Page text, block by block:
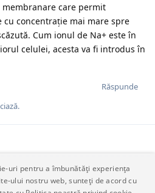
care permit
concentrație mai mare spre
Cum ionul de Na+ este în
celulei, acesta va fi introdus în
Răspunde
uri pentru a îmbunătăți experiența
ului nostru web, sunteți de acord cu